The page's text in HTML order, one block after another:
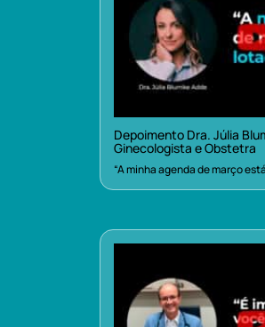
Depoimento Dra. Júlia
Ginecologista e Obstetra
“A minha agenda de março